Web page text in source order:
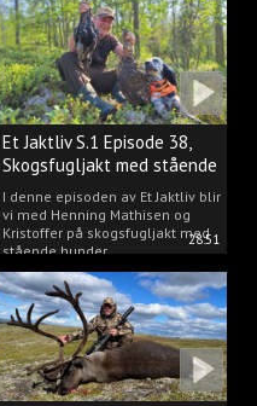
28:51
Et Jaktliv S.1 Episode 38,
Skogsfugljakt med stående
hunder.
I denne episoden av Et Jaktliv blir
vi med Henning Mathisen og
Kristoffer på skogsfugljakt med
stående hunder.